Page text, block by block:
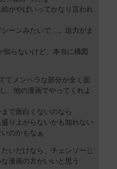
がやばいってかなり言われ
ーンみたいで…。迫力がま
らないけど、本当に構図
てメンヘラな部分が全く面
、他の漫画でやってくれよ
で面白くないのなら
り上がらないかも知れない
のかもなぁ
いだけなら、チェンソーじ
漫画の方がいいと思う